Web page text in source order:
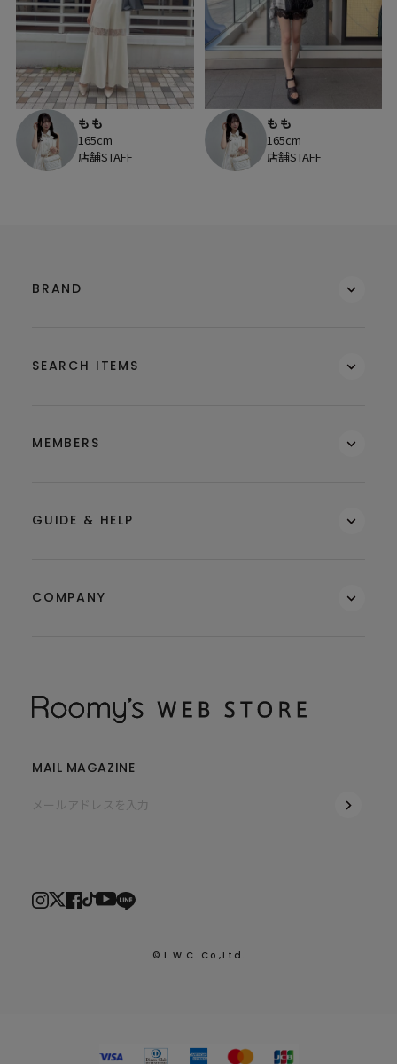
もも
165cm
店舗STAFF
もも
165cm
店舗STAFF
BRAND
SEARCH ITEMS
MEMBERS
GUIDE & HELP
COMPANY
MAIL MAGAZINE
© L.W.C. Co.,Ltd.